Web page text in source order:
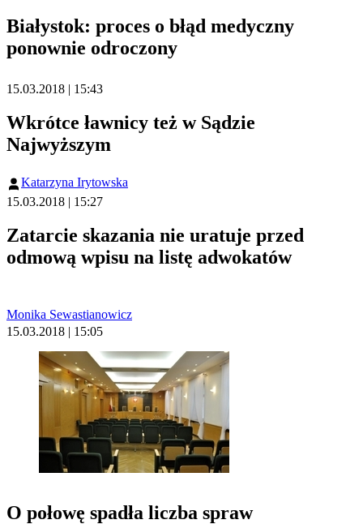
Białystok: proces o błąd medyczny
ponownie odroczony
15.03.2018 | 15:43
Wkrótce ławnicy też w Sądzie
Najwyższym
Katarzyna Irytowska
15.03.2018 | 15:27
Zatarcie skazania nie uratuje przed
odmową wpisu na listę adwokatów
Monika Sewastianowicz
15.03.2018 | 15:05
O połowę spadła liczba spraw